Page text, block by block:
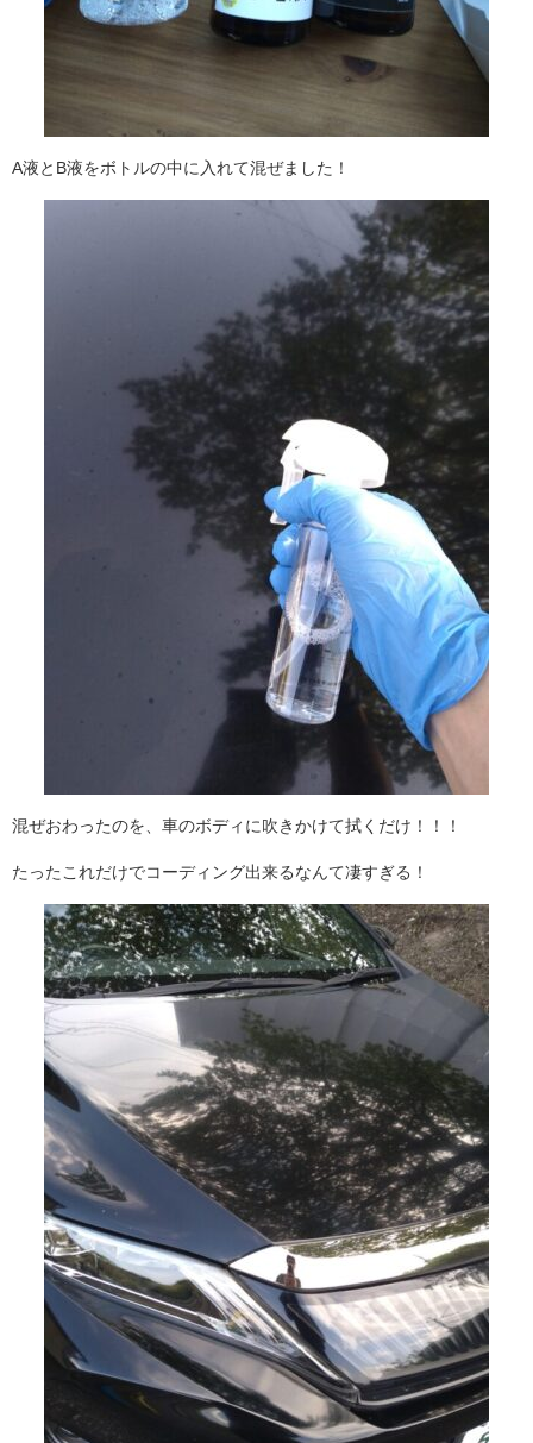
A液とB液をボトルの中に入れて混ぜました！
混ぜおわったのを、車のボディに吹きかけて拭くだけ！！！
たったこれだけでコーディング出来るなんて凄すぎる！